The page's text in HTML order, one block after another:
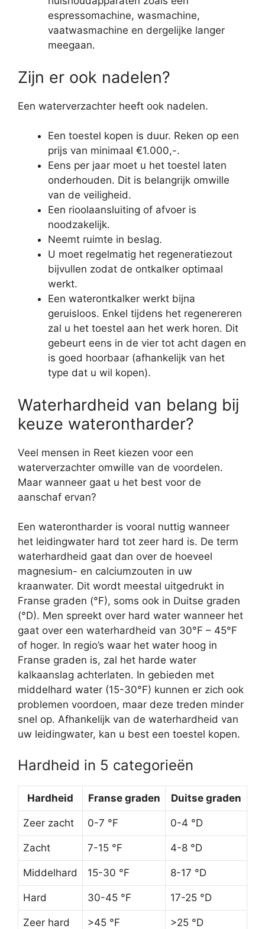
espressomachine, wasmachine,
vaatwasmachine en dergelijke langer
meegaan.
Zijn er ook nadelen?
Een waterverzachter heeft ook nadelen.
Een toestel kopen is duur. Reken op een
prijs van minimaal €1.000,-.
Eens per jaar moet u het toestel laten
onderhouden. Dit is belangrijk omwille
van de veiligheid.
Een rioolaansluiting of afvoer is
noodzakelijk.
Neemt ruimte in beslag.
U moet regelmatig het regeneratiezout
bijvullen zodat de ontkalker optimaal
werkt.
Een waterontkalker werkt bijna
geruisloos. Enkel tijdens het regenereren
zal u het toestel aan het werk horen. Dit
gebeurt eens in de vier tot acht dagen en
is goed hoorbaar (afhankelijk van het
type dat u wil kopen).
Waterhardheid van belang bij
keuze waterontharder?
Veel mensen in Reet kiezen voor een
waterverzachter omwille van de voordelen.
Maar wanneer gaat u het best voor de
aanschaf ervan?
Een waterontharder is vooral nuttig wanneer
het leidingwater hard tot zeer hard is. De term
waterhardheid gaat dan over de hoeveel
magnesium- en calciumzouten in uw
kraanwater. Dit wordt meestal uitgedrukt in
Franse graden (°F), soms ook in Duitse graden
(°D). Men spreekt over hard water wanneer het
gaat over een waterhardheid van 30°F – 45°F
of hoger. In regio’s waar het water hoog in
Franse graden is, zal het harde water
kalkaanslag achterlaten. In gebieden met
middelhard water (15-30°F) kunnen er zich ook
problemen voordoen, maar deze treden minder
snel op. Afhankelijk van de waterhardheid van
uw leidingwater, kan u best een toestel kopen.
Hardheid in 5 categorieën
Hardheid Franse graden Duitse graden
Zeer zacht 0-7 °F 0-4 °D
Zacht 7-15 °F 4-8 °D
Middelhard 15-30 °F 8-17 °D
Hard 30-45 °F 17-25 °D
Zeer hard >45 °F >25 °D